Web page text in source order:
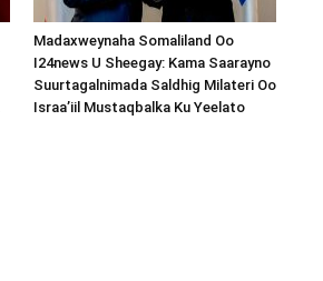
Madaxweynaha Somaliland Oo
I24news U Sheegay: Kama Saarayno
Suurtagalnimada Saldhig Milateri Oo
Israa’iil Mustaqbalka Ku Yeelato